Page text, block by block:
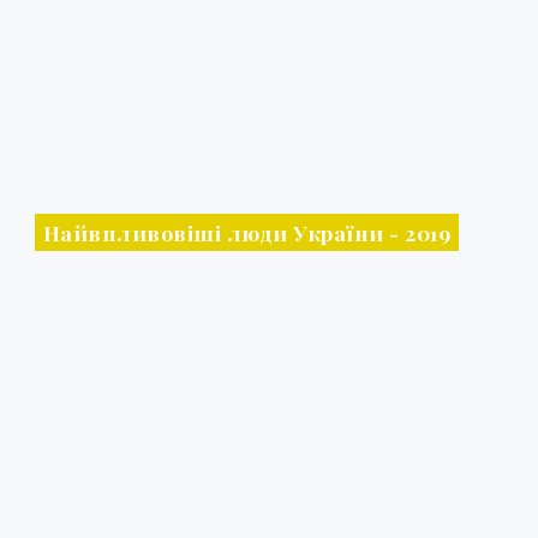
Найвпливовіші люди України - 2019